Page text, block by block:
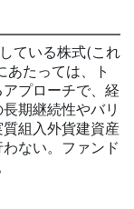
ている株式(これ
あたっては、ト
プローチで、経
期継続性やバリ
組入外貨建資産
ない。ファンド